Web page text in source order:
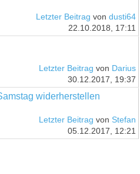
Letzter Beitrag von dusti64
22.10.2018, 17:11
Letzter Beitrag von Darius
30.12.2017, 19:37
widerherstellen
Letzter Beitrag von Stefan
05.12.2017, 12:21